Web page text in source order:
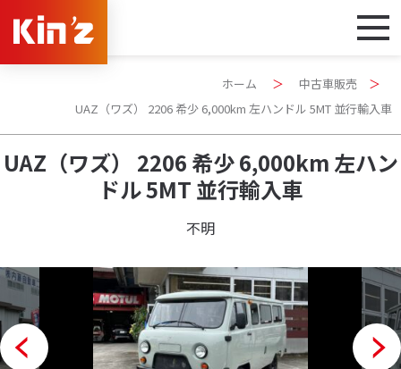
ホーム ＞ 中古車販売
＞
UAZ（ワズ） 2206 希少 6,000km 左ハンドル 5MT 並行輸入車
UAZ（ワズ） 2206 希少 6,000km 左ハン
ドル 5MT 並行輸入車
不明